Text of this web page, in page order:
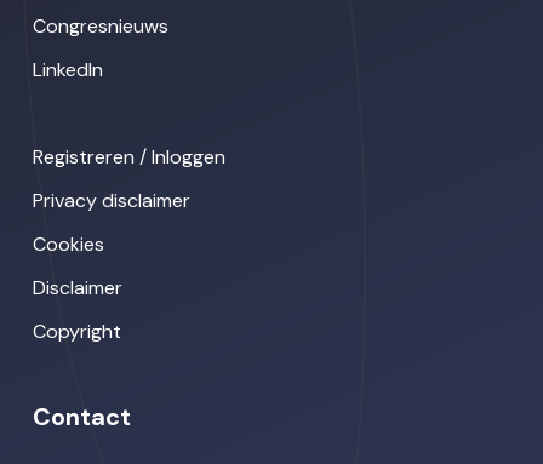
Congresnieuws
LinkedIn
Registreren / Inloggen
Privacy disclaimer
Cookies
Disclaimer
Copyright
Contact